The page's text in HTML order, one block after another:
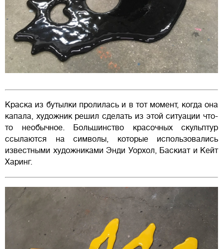
Краска из бутылки пролилась и в тот момент, когда она
капала, художник решил сделать из этой ситуации что-
то необычное. Большинство красочных скульптур
ссылаются на символы, которые использовались
известными художниками Энди Уорхол, Баскиат и Кейт
Харинг.